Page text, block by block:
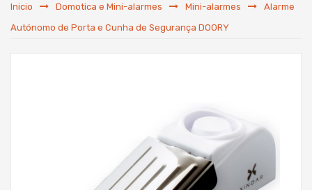
Inicio Domotica e Mini-alarmes Mini-alarmes
Alarme
Autónomo de Porta e Cunha de Segurança DOORY